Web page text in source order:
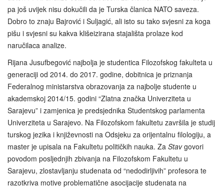
pa još uvijek nisu dokučili da je Turska članica NATO saveza.
Dobro to znaju Bajrović i Suljagić, ali isto su tako svjesni za koga
pišu i svjesni su kakva klišeizirana stajališta prolaze kod
naručilaca analize.
Rijana Jusufbegović najbolja je studentica Filozofskog fakulteta u
generaciji od 2014. do 2017. godine, dobitnica je priznanja
Federalnog ministarstva obrazovanja za najbolje studente u
akademskoj 2014/15. godini “Zlatna značka Univerziteta u
Sarajevu” i zamjenica je predsjednika Studentskog parlamenta
Univerziteta u Sarajevo. Na Filozofskom fakultetu završila je studij
turskog jezika i književnosti na Odsjeku za orijentalnu filologiju, a
master je upisala na Fakultetu političkih nauka. Za Stavgovori
povodom posljednjih zbivanja na Filozofskom Fakultetu u
Sarajevu, zlostavljanju studenata od “nedodirljivih” profesora te
razotkriva motive problematične asocijacije studenata na